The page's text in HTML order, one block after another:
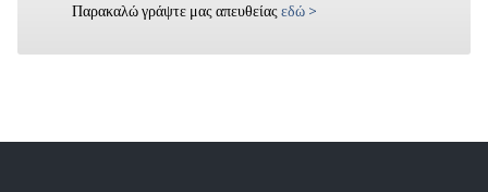
Παρακαλώ γράψτε μας απευθείας εδώ >